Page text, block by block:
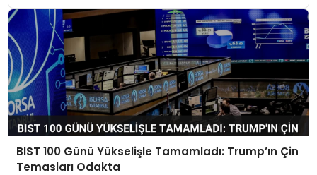
BIST 100 Günü Yükselişle Tamamladı: Trump’ın Çin
Temasları Odakta